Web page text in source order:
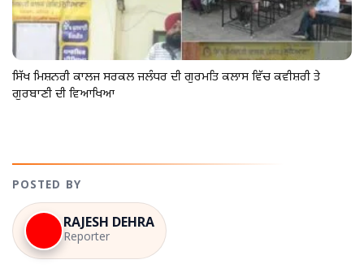
ਸਿੱਖ ਮਿਸ਼ਨਰੀ ਕਾਲਜ ਸਰਕਲ ਜਲੰਧਰ ਦੀ ਗੁਰਮਤਿ ਕਲਾਸ ਵਿੱਚ ਕਵੀਸ਼ਰੀ ਤੇ
ਗੁਰਬਾਣੀ ਦੀ ਵਿਆਖਿਆ
POSTED BY
RAJESH DEHRA
Reporter